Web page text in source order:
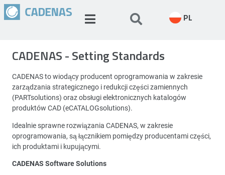
PL
CADENAS - Setting Standards
CADENAS to wiodący producent oprogramowania w zakresie
zarządzania strategicznego i redukcji części zamiennych
(PARTsolutions) oraz obsługi elektronicznych katalogów
produktów CAD (eCATALOGsolutions).
Idealnie sprawne rozwiązania CADENAS, w zakresie
oprogramowania, są łącznikiem pomiędzy producentami części,
ich produktami i kupującymi.
CADENAS Software Solutions